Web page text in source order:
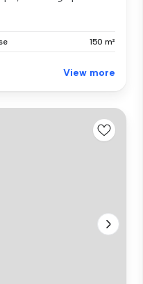
150 m²
View more